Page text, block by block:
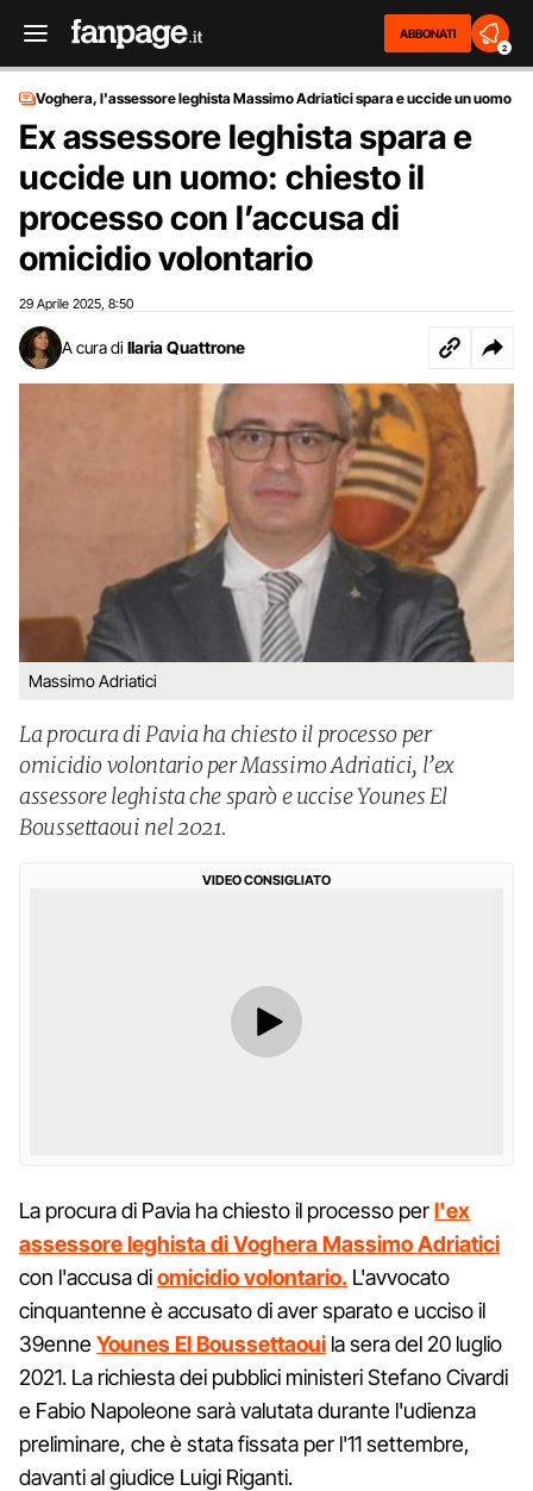
ABBONATI
2
Voghera, l'assessore leghista Massimo Adriatici spara e uccide un uomo
Ex assessore leghista spara e
uccide un uomo: chiesto il
processo con l’accusa di
omicidio volontario
29 Aprile 2025 8:50
A cura di Ilaria Quattrone
Massimo Adriatici
La procura di Pavia ha chiesto il processo per
omicidio volontario per Massimo Adriatici, l’ex
assessore leghista che sparò e uccise Younes El
Boussettaoui nel 2021.
VIDEO CONSIGLIATO
La procura di Pavia ha chiesto il processo perl'ex
assessore leghista di Voghera Massimo Adriatici
con l'accusa diomicidio volontario. L'avvocato
cinquantenne è accusato di aver sparato e ucciso il
39enneYounes El Boussettaoui la sera del 20 luglio
2021. La richiesta dei pubblici ministeri Stefano Civardi
e Fabio Napoleone sarà valutata durante l'udienza
preliminare, che è stata fissata per l'11 settembre,
davanti al giudice Luigi Riganti.